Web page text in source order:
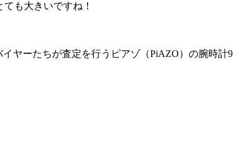
も大きいですね！
ヤーたちが査定を行うピアゾ（PiAZO）の腕時計9